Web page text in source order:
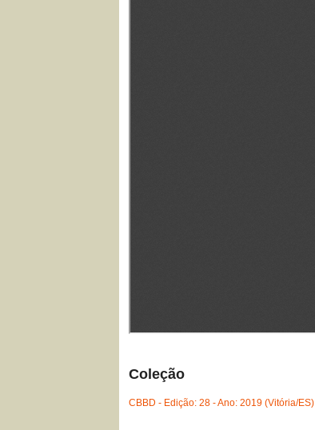
Coleção
CBBD - Edição: 28 - Ano: 2019 (Vitória/ES)